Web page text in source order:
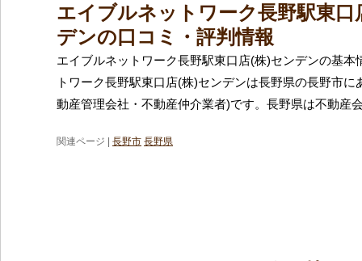
エイブルネットワーク長野駅東口
デンの口コミ・評判情報
エイブルネットワーク長野駅東口店(株)センデンの基本
トワーク長野駅東口店(株)センデンは長野県の長野市に
動産管理会社・不動産仲介業者)です。長野県は不動産
関連ページ | 長野市 長野県